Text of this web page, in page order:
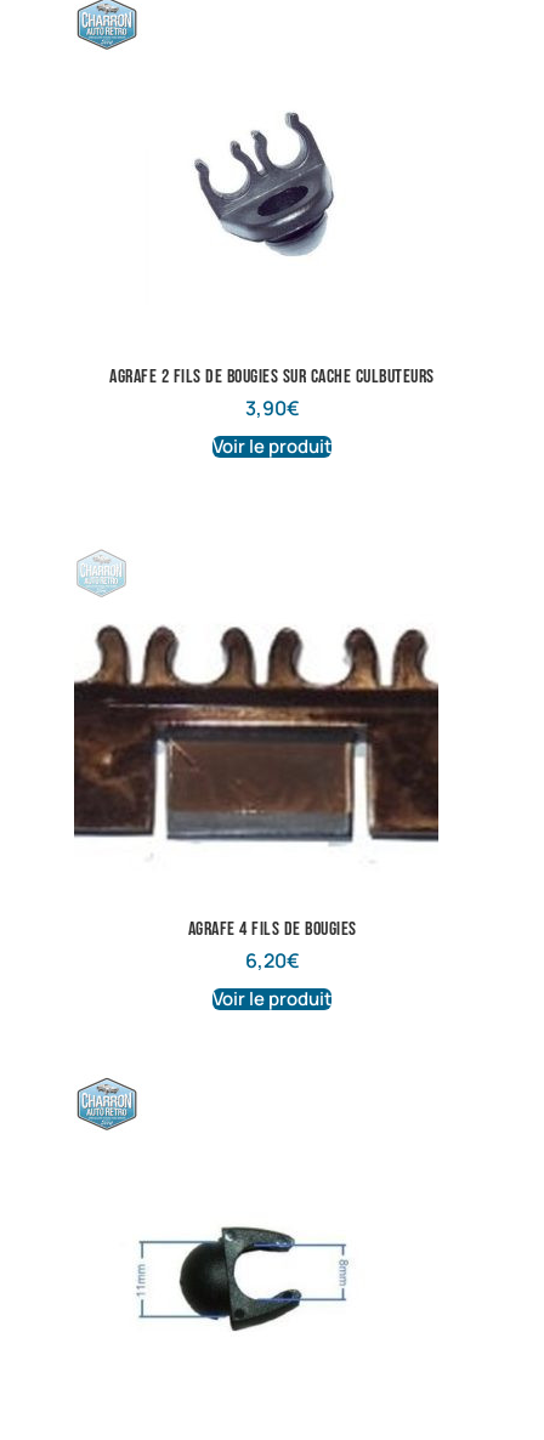
Agrafe 2 fils de bougies sur cache culbuteurs
3,90€
Voir le produit
Agrafe 4 fils de bougies
6,20€
Voir le produit